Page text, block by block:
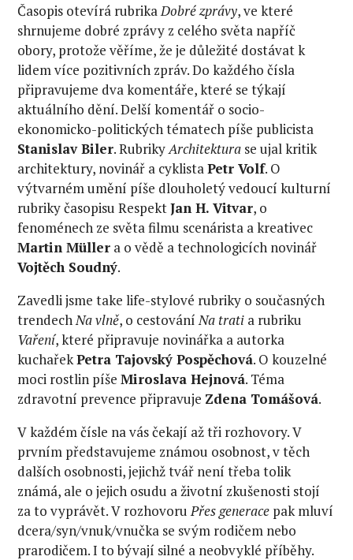
Časopis otevírá rubrikaDobré zprávy, ve které
shrnujeme dobré zprávy z celého světa napříč
obory, protože věříme, že je důležité dostávat k
lidem více pozitivních zpráv. Do každého čísla
připravujeme dva komentáře, které se týkají
aktuálního dění. Delší komentář o socio-
ekonomicko-politických tématech píše publicista
Stanislav Biler. RubrikyArchitektura se ujal kritik
architektury, novinář a cyklistaPetr Volf. O
výtvarném umění píše dlouholetý vedoucí kulturní
rubriky časopisu RespektJan H. Vitvar, o
fenoménech ze světa filmu scenárista a kreativec
Martin Müller a o vědě a technologicích novinář
Vojtěch Soudný.
Zavedli jsme take life-stylové rubriky o současných
trendechNa vlně, o cestováníNa trati a rubriku
Vaření, které připravuje novinářka a autorka
kuchařekPetra Tajovský Pospěchová. O kouzelné
moci rostlin píšeMiroslava Hejnová. Téma
zdravotní prevence připravuje Zdena Tomášová.
V každém čísle na vás čekají až tři rozhovory. V
prvním představujeme známou osobnost, v těch
dalších osobnosti, jejichž tvář není třeba tolik
známá, ale o jejich osudu a životní zkušenosti stojí
za to vyprávět. V rozhovoruPřes generace pak mluví
dcera/syn/vnuk/vnučka se svým rodičem nebo
prarodičem. I to bývají silné a neobvyklé příběhy.